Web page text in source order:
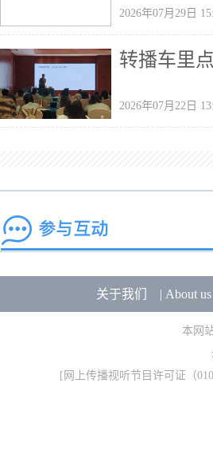
2026年07月29日
转播车里
2026年07月22日
关于我们 | About us
本网
[ 网上传播视听节目许可证（